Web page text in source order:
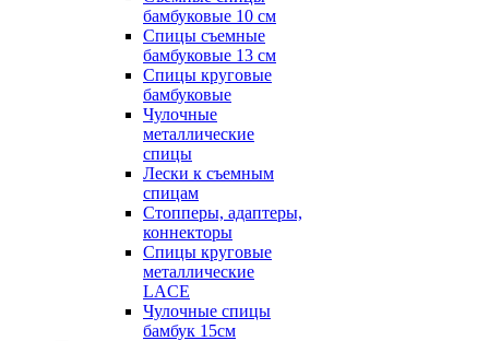
бамбуковые 10 см
Спицы съемные
бамбуковые 13 см
Спицы круговые
бамбуковые
Чулочные
металлические
спицы
Лески к съемным
спицам
Стопперы, адаптеры,
коннекторы
Спицы круговые
металлические
LACE
Чулочные спицы
бамбук 15см